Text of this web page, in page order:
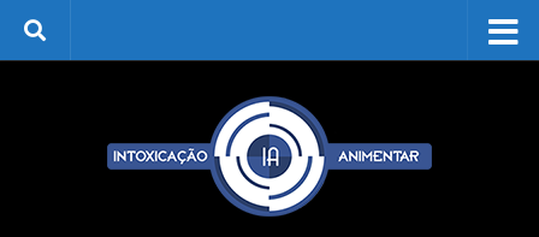
Skip to content